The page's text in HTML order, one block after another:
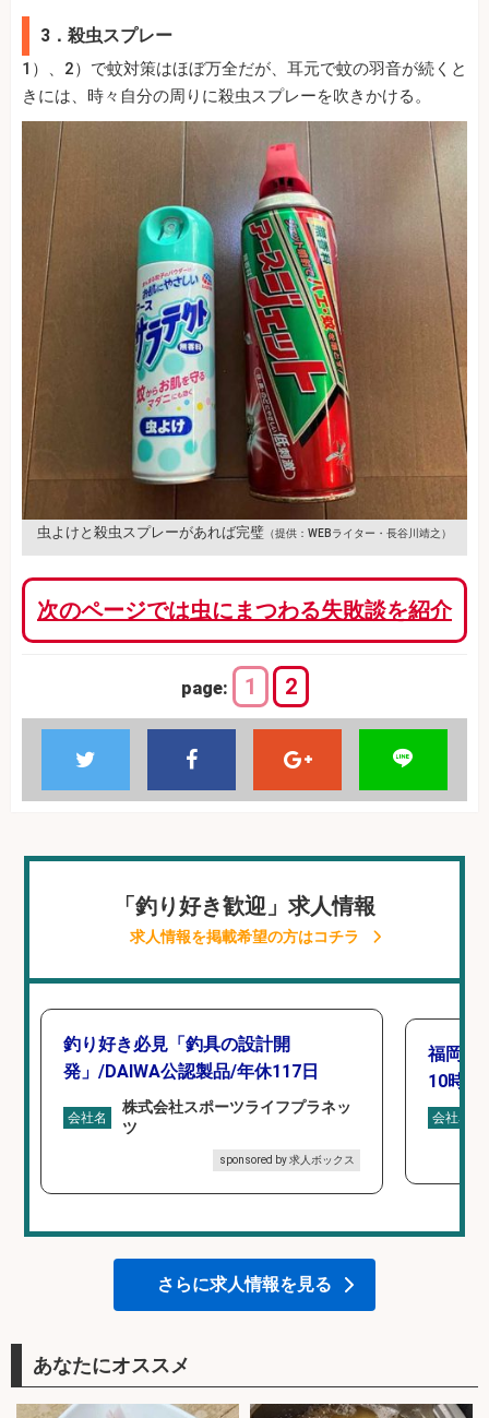
3．殺虫スプレー
1）、2）で蚊対策はほぼ万全だが、耳元で蚊の羽音が続くと
きには、時々自分の周りに殺虫スプレーを吹きかける。
虫よけと殺虫スプレーがあれば完璧 （提供：WEBライター・長谷川靖之）
次のページでは虫にまつわる失敗談を紹介
page: 1 2
「釣り好き歓迎」求人情報
求人情報を掲載希望の方はコチラ
釣り好き必見「釣具の設計開
発」/DAIWA公認製品/年休117日
会社名
株式会社スポーツライフプラネッ
ツ
sponsored by 求人ボックス
福岡「
10時間
会社名
さらに求人情報を見る
あなたにオススメ